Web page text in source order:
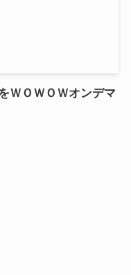
ＷＯＷＯＷオンデマ